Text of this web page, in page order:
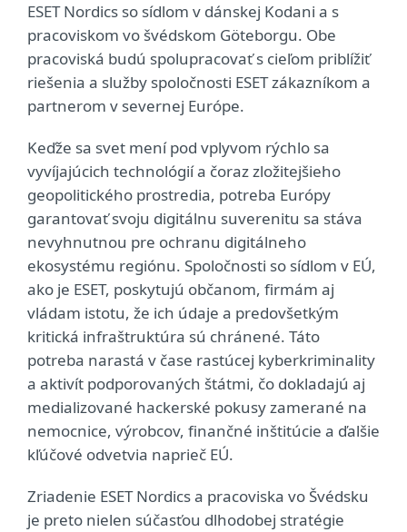
ESET Nordics so sídlom v dánskej Kodani a s
pracoviskom vo švédskom Göteborgu. Obe
pracoviská budú spolupracovať s cieľom priblížiť
riešenia a služby spoločnosti ESET zákazníkom a
partnerom v severnej Európe.
Keďže sa svet mení pod vplyvom rýchlo sa
vyvíjajúcich technológií a čoraz zložitejšieho
geopolitického prostredia, potreba Európy
garantovať svoju digitálnu suverenitu sa stáva
nevyhnutnou pre ochranu digitálneho
ekosystému regiónu. Spoločnosti so sídlom v EÚ,
ako je ESET, poskytujú občanom, firmám aj
vládam istotu, že ich údaje a predovšetkým
kritická infraštruktúra sú chránené. Táto
potreba narastá v čase rastúcej kyberkriminality
a aktivít podporovaných štátmi, čo dokladajú aj
medializované hackerské pokusy zamerané na
nemocnice, výrobcov, finančné inštitúcie a ďalšie
kľúčové odvetvia naprieč EÚ.
Zriadenie ESET Nordics a pracoviska vo Švédsku
je preto nielen súčasťou dlhodobej stratégie